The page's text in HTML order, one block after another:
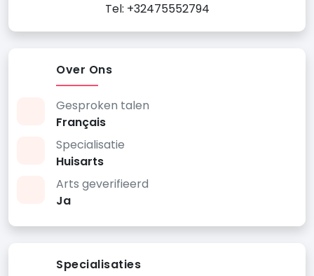
Tel: +32475552794
Over Ons
Gesproken talen
Français
Specialisatie
Huisarts
Arts geverifieerd
Ja
Specialisaties